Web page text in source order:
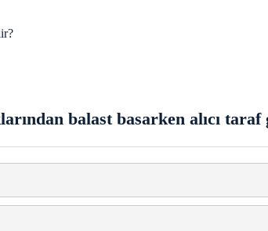
balast basarken alıcı